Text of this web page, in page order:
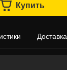
Купить
Доставка